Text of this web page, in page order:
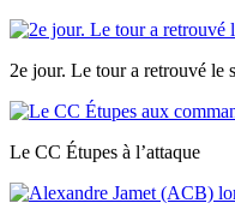
2e jour. Le tour a retrouvé le
Le CC Étupes à l’attaque